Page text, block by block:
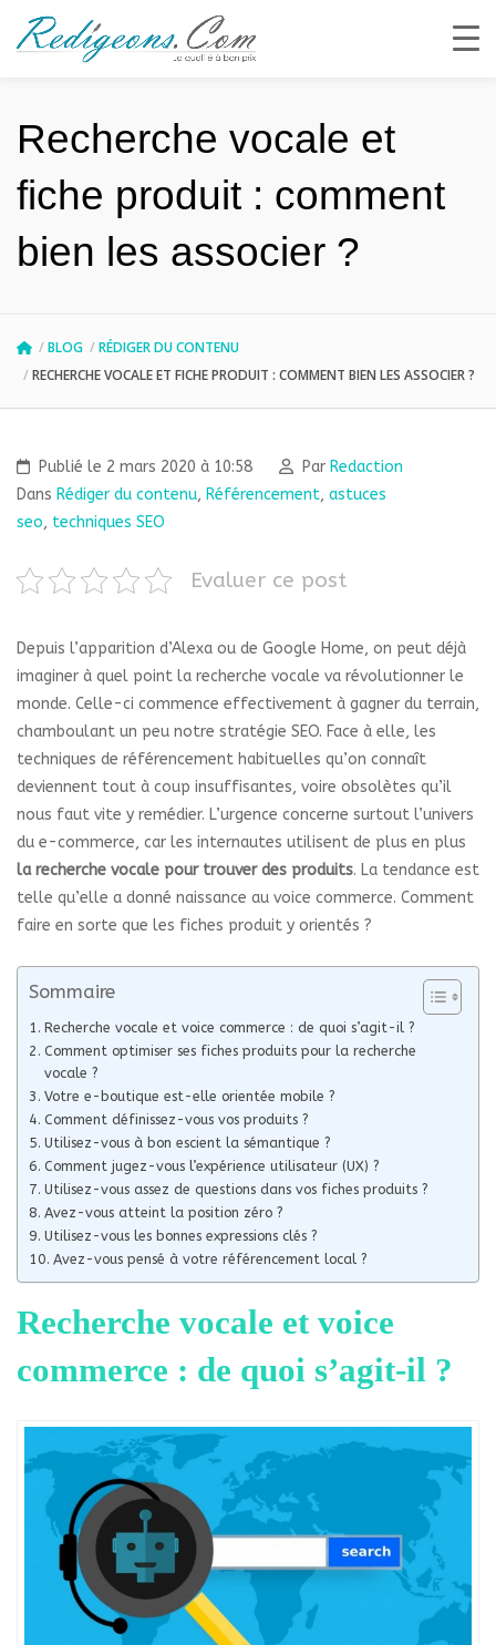
Recherche vocale et
fiche produit : comment
bien les associer ?
BLOG
RÉDIGER DU CONTENU
RECHERCHE VOCALE ET FICHE PRODUIT : COMMENT BIEN LES ASSOCIER ?
Publié le 2 mars 2020 à 10:58 Par Redaction
Dans Rédiger du contenu, Référencement, astuces
seo, techniques SEO
Evaluer ce post
Depuis l’apparition d’Alexa ou de Google Home, on peut déjà
imaginer à quel point la recherche vocale va révolutionner le
monde. Celle-ci commence effectivement à gagner du terrain,
chamboulant un peu notre stratégie SEO. Face à elle, les
techniques de référencement habituelles qu’on connaît
deviennent tout à coup insuffisantes, voire obsolètes qu’il
nous faut vite y remédier. L’urgence concerne surtout l’univers
du e-commerce, car les internautes utilisent de plus en plus
la recherche vocale pour trouver des produits. La tendance est
telle qu’elle a donné naissance au voice commerce. Comment
faire en sorte que les fiches produit y orientés ?
Sommaire
Recherche vocale et voice commerce : de quoi s’agit-il ?
Comment optimiser ses fiches produits pour la recherche
vocale ?
Votre e-boutique est-elle orientée mobile ?
Comment définissez-vous vos produits ?
Utilisez-vous à bon escient la sémantique ?
Comment jugez-vous l’expérience utilisateur (UX) ?
Utilisez-vous assez de questions dans vos fiches produits ?
Avez-vous atteint la position zéro ?
Utilisez-vous les bonnes expressions clés ?
Avez-vous pensé à votre référencement local ?
Recherche vocale et voice
commerce : de quoi s’agit-il ?